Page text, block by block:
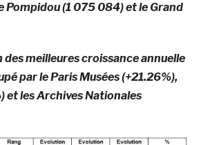
Pompidou (1 075 084) et le Grand
des meilleures croissance annuelle
par le Paris Musées (+21.26%),
et les Archives Nationales